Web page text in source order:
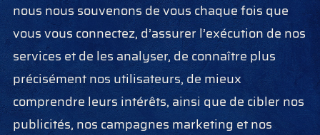
nous nous souvenons de vous chaque fois que
vous vous connectez, d’assurer l’exécution de nos
services et de les analyser, de connaître plus
précisément nos utilisateurs, de mieux
comprendre leurs intérêts, ainsi que de cibler nos
publicités, nos campagnes marketing et nos